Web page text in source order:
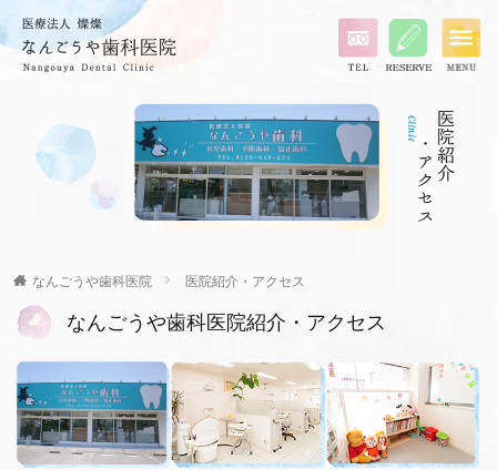
なんごうや歯科医院 医院紹介・アクセス
なんごうや歯科医院紹介・アクセス